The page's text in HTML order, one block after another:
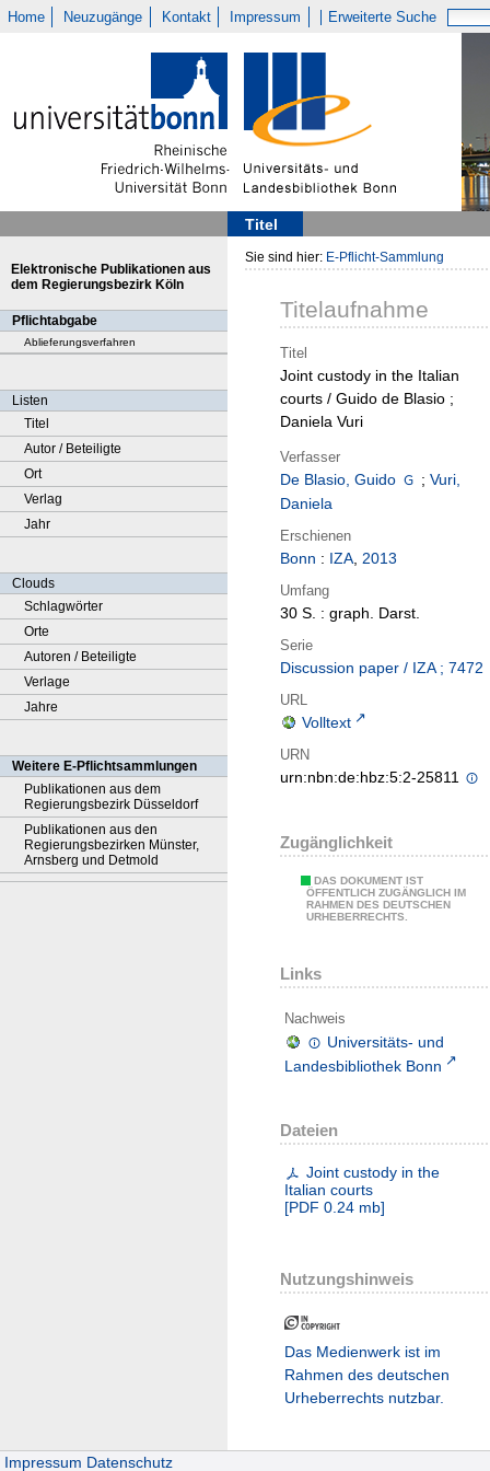
Home Neuzugänge Kontakt Impressum Erweiterte Suche
Titel
Elektronische Publikationen aus
dem Regierungsbezirk Köln
Pflichtabgabe
Ablieferungsverfahren
Listen
Titel
Autor / Beteiligte
Ort
Verlag
Jahr
Clouds
Schlagwörter
Orte
Autoren / Beteiligte
Verlage
Jahre
Weitere E-Pflichtsammlungen
Publikationen aus dem
Regierungsbezirk Düsseldorf
Publikationen aus den
Regierungsbezirken Münster,
Arnsberg und Detmold
Sie sind hier: E-Pflicht-Sammlung
Titelaufnahme
Titel
Joint custody in the Italian
courts / Guido de Blasio ;
Daniela Vuri
Verfasser
De Blasio, Guido ; Vuri,
Daniela
Erschienen
Bonn : IZA, 2013
Umfang
30 S. : graph. Darst.
Serie
Discussion paper / IZA ; 7472
URL
Volltext
URN
urn:nbn:de:hbz:5:2-25811
Zugänglichkeit
DAS DOKUMENT IST
ÖFFENTLICH ZUGÄNGLICH IM
RAHMEN DES DEUTSCHEN
URHEBERRECHTS.
Links
Nachweis
Universitäts- und
Landesbibliothek Bonn
Dateien
Joint custody in the
Italian courts
[PDF 0.24 mb]
Nutzungshinweis
Das Medienwerk ist im
Rahmen des deutschen
Urheberrechts nutzbar.
Impressum Datenschutz